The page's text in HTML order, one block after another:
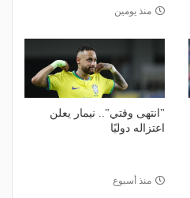
منذ يومين
"انتهى وقتي".. نيمار يعلن
اعتزاله دوليًا
منذ أسبوع